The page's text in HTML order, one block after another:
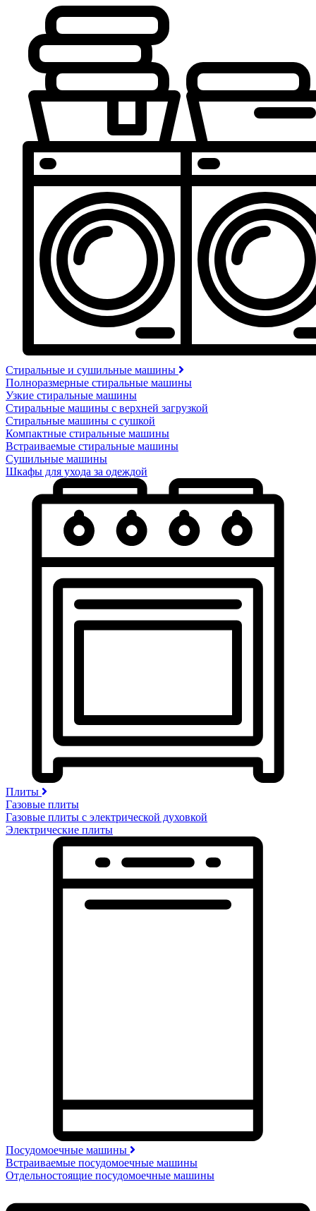
Стиральные и сушильные машины
Полноразмерные стиральные машины
Узкие стиральные машины
Стиральные машины с верхней загрузкой
Стиральные машины с сушкой
Компактные стиральные машины
Встраиваемые стиральные машины
Сушильные машины
Шкафы для ухода за одеждой
Плиты
Газовые плиты
Газовые плиты с электрической духовкой
Электрические плиты
Посудомоечные машины
Встраиваемые посудомоечные машины
Отдельностоящие посудомоечные машины